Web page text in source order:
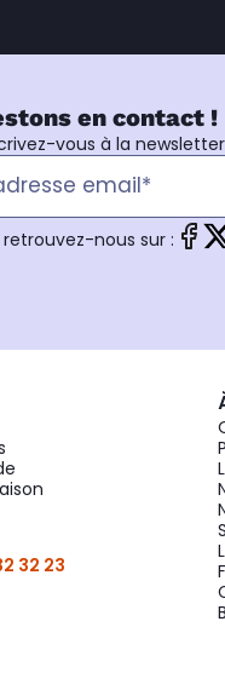
en contact !
vous à la newsletter
nous sur :
32 23